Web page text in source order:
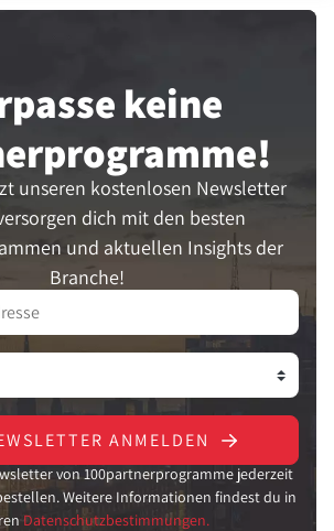
keine
unseren kostenlosen Newsletter
dich mit den besten
und aktuellen Insights der
Branche!
ANMELDEN
von 100partnerprogramme jederzeit
Weitere Informationen findest du in
Datenschutzbestimmungen.